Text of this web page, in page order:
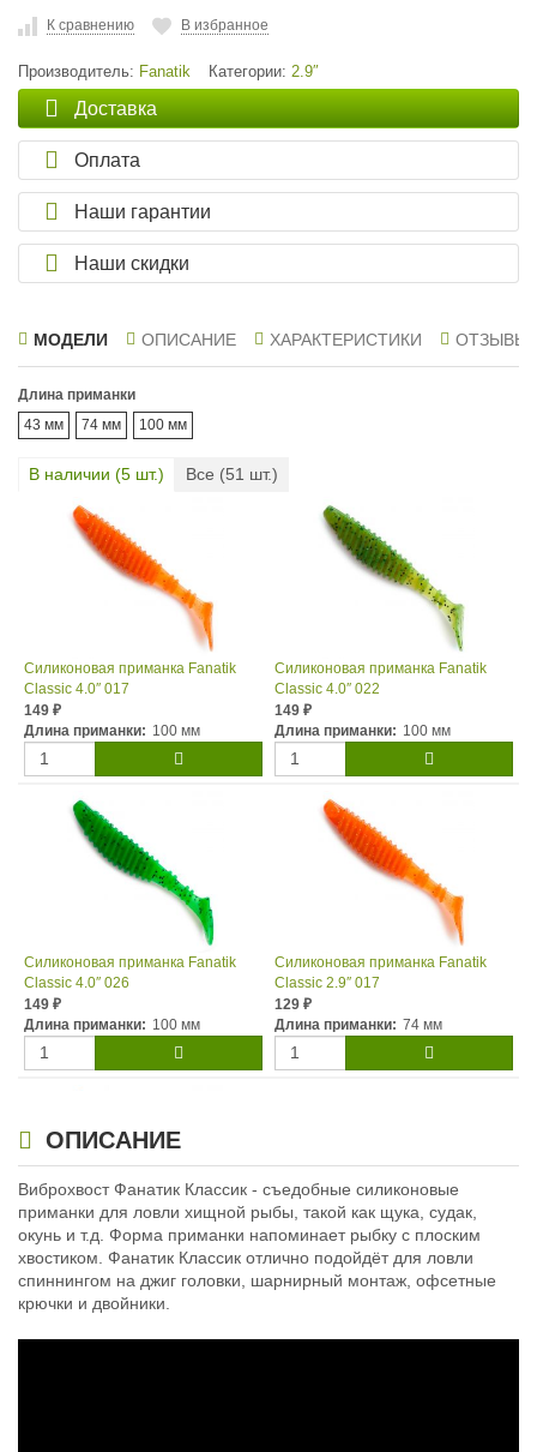
К сравнению В избранное
Производитель: Fanatik Категории: 2.9″
Доставка
Оплата
Наши гарантии
Наши скидки
МОДЕЛИ ОПИСАНИЕ ХАРАКТЕРИСТИКИ ОТЗЫВЫ
Длина приманки
43 мм
74 мм 100 мм
В наличии (5 шт.) Все (51 шт.)
Силиконовая приманка Fanatik
Classic 4.0″ 017
149 ₽
Длина приманки: 100 мм
Силиконовая приманка Fanatik
Classic 4.0″ 022
149 ₽
Длина приманки: 100 мм
Силиконовая приманка Fanatik
Classic 4.0″ 026
149 ₽
Длина приманки: 100 мм
Силиконовая приманка Fanatik
Classic 2.9″ 017
129 ₽
Длина приманки: 74 мм
Силиконовая приманка Fanatik
Classic 2.9″ 023
129
ОПИСАНИЕ
Виброхвост Фанатик Классик - съедобные силиконовые
приманки для ловли хищной рыбы, такой как щука, судак,
окунь и т.д. Форма приманки напоминает рыбку с плоским
хвостиком. Фанатик Классик отлично подойдёт для ловли
спиннингом на джиг головки, шарнирный монтаж, офсетные
крючки и двойники.